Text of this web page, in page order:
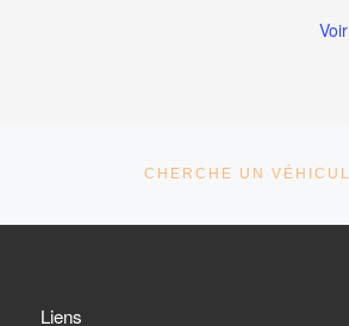
DES ARTICLESCHERCHE UN
Liens